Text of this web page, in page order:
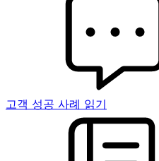
고객 성공 사례 읽기